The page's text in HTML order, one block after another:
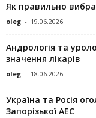
Як правильно
oleg - 19.06.2026
Андрологія та
значення лікарів
oleg - 18.06.2026
Україна та Росія
Запорізької АЕС